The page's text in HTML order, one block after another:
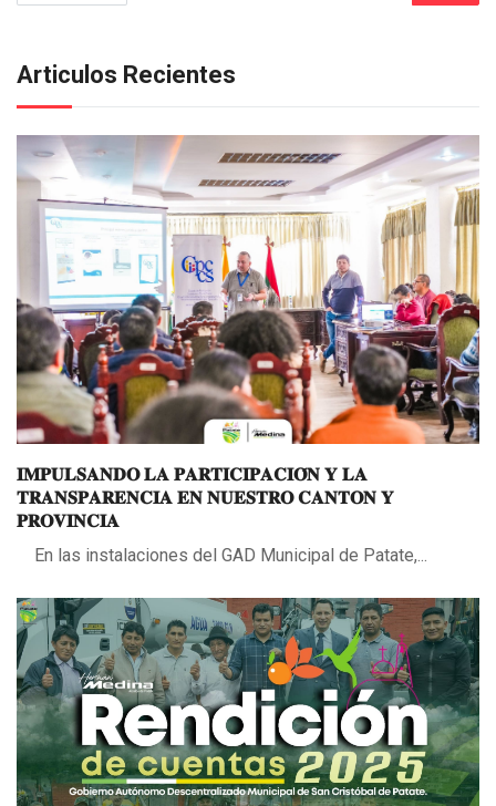
Articulos Recientes
𝐈𝐌𝐏𝐔𝐋𝐒𝐀𝐍𝐃𝐎 𝐋𝐀 𝐏𝐀𝐑𝐓𝐈𝐂𝐈𝐏𝐀𝐂𝐈𝐎́𝐍 𝐘 𝐋𝐀
𝐓𝐑𝐀𝐍𝐒𝐏𝐀𝐑𝐄𝐍𝐂𝐈𝐀 𝐄𝐍 𝐍𝐔𝐄𝐒𝐓𝐑𝐎 𝐂𝐀𝐍𝐓𝐎𝐍 𝐘
𝐏𝐑𝐎𝐕𝐈𝐍𝐂𝐈𝐀
En las instalaciones del GAD Municipal de Patate,...